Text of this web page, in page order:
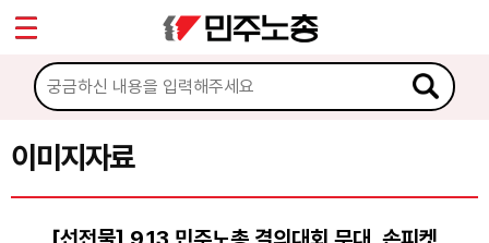
이미지자료
마이페이지
소개
소식
Sketchbook5, 스케치북5